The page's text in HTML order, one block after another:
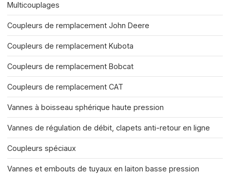
Multicouplages
Coupleurs de remplacement John Deere
Coupleurs de remplacement Kubota
Coupleurs de remplacement Bobcat
Coupleurs de remplacement CAT
Vannes à boisseau sphérique haute pression
Vannes de régulation de débit, clapets anti-retour en ligne
Coupleurs spéciaux
Vannes et embouts de tuyaux en laiton basse pression